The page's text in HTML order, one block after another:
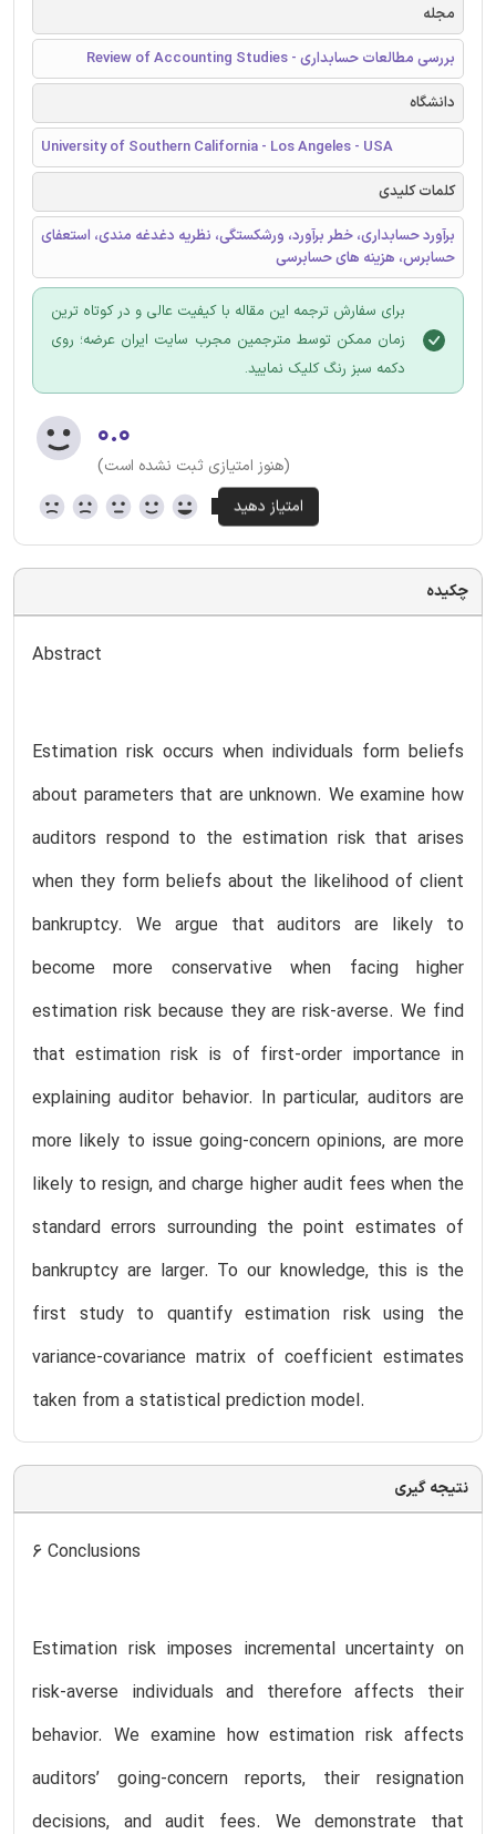
مجله
بررسی مطالعات حسابداری - Review of Accounting Studies
دانشگاه
University of Southern California - Los Angeles - USA
کلمات کلیدی
برآورد حسابداری، خطر برآورد، ورشکستگی، نظریه دغدغه مندی، استعفای
حسابرس، هزینه های حسابرسی
برای سفارش ترجمه این مقاله با کیفیت عالی و در کوتاه ترین
زمان ممکن توسط مترجمین مجرب سایت ایران عرضه؛ روی
دکمه سبز رنگ کلیک نمایید.
۰.۰
(هنوز امتیازی ثبت نشده است)
چکیده
Abstract
Estimation risk occurs when individuals form beliefs
about parameters that are unknown. We examine how
auditors respond to the estimation risk that arises
when they form beliefs about the likelihood of client
bankruptcy. We argue that auditors are likely to
become more conservative when facing higher
estimation risk because they are risk-averse. We find
that estimation risk is of first-order importance in
explaining auditor behavior. In particular, auditors are
more likely to issue going-concern opinions, are more
likely to resign, and charge higher audit fees when the
standard errors surrounding the point estimates of
bankruptcy are larger. To our knowledge, this is the
first study to quantify estimation risk using the
variance-covariance matrix of coefficient estimates
taken from a statistical prediction model.
نتیجه گیری
6 Conclusions
Estimation risk imposes incremental uncertainty on
risk-averse individuals and therefore affects their
behavior. We examine how estimation risk affects
auditors’ going-concern reports, their resignation
decisions, and audit fees. We demonstrate that